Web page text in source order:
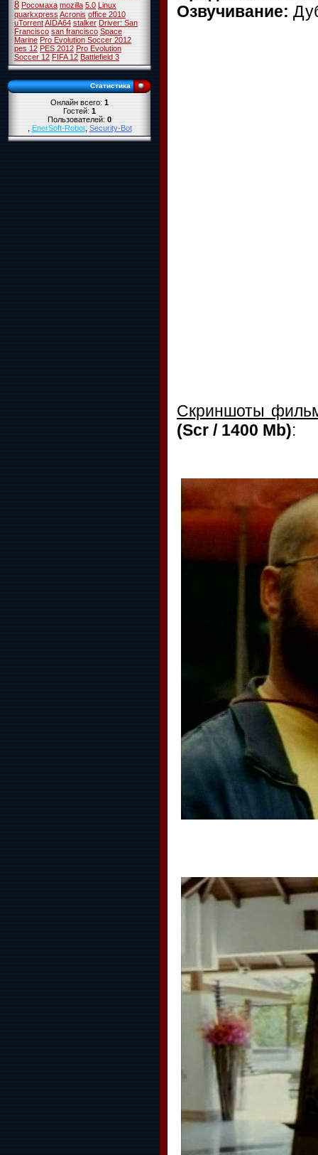
8 Росомаха mozilla 5.0 Linux
quarkxpressAcronis office 2010
uTorrentAIDA64 stalker Driver: San
Francisco san francisco Space
Marine Pro Evolution Soccer 2012
pes 12 PES 2012 Pro Evolution
Soccer 12 FIFA 12 Battlefield 3
Статистика
Онлайн всего:1
Гостей:1
Пользователей:0
,EnerSoft-Robot,Security-Bot
Озвучивание:
Скриншоты
(Scr / 1400 Mb):